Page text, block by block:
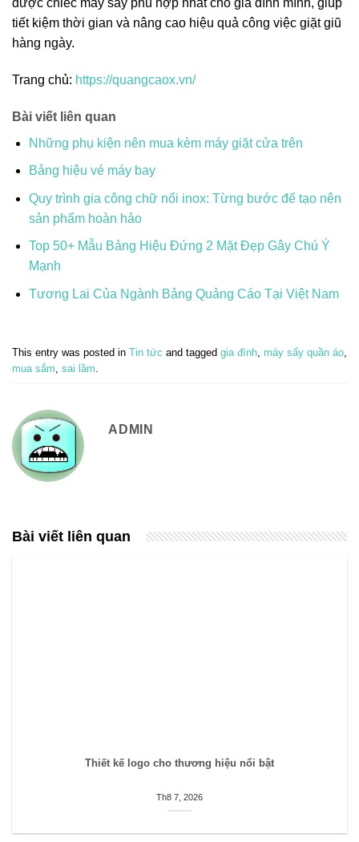
được chiếc máy sấy phù hợp nhất cho gia đình mình, giúp
tiết kiệm thời gian và nâng cao hiệu quả công việc giặt giũ
hàng ngày.
Trang chủ: https://quangcaox.vn/
Bài viết liên quan
Những phụ kiện nên mua kèm máy giặt cửa trên
Bảng hiệu vé máy bay
Quy trình gia công chữ nổi inox: Từng bước để tạo nên
sản phẩm hoàn hảo
Top 50+ Mẫu Bảng Hiệu Đứng 2 Mặt Đẹp Gây Chú Ý
Mạnh
Tương Lai Của Ngành Bảng Quảng Cáo Tại Việt Nam
This entry was posted in Tin tức and tagged gia đình, máy sấy quần áo,
mua sắm, sai lầm.
ADMIN
Bài viết liên quan
Thiết kế logo cho thương hiệu nổi bật
Th8 7, 2026